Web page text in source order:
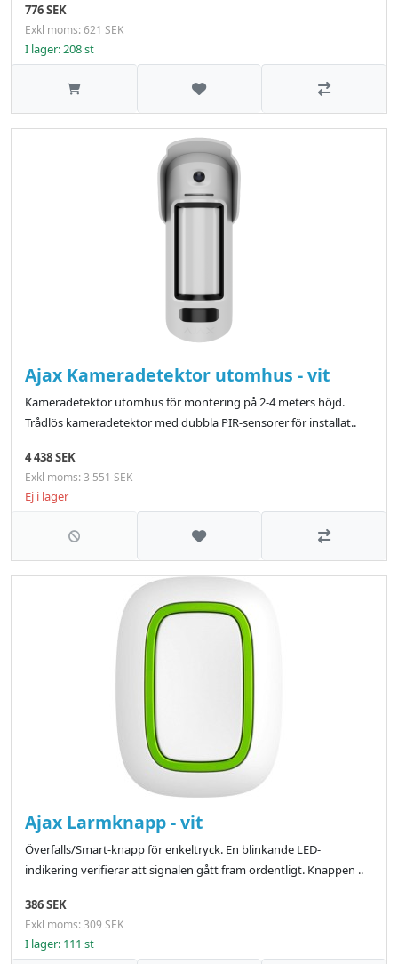
776 SEK
Exkl moms: 621 SEK
I lager: 208 st
Lägg till i önskelistanJämför
Ajax Kameradetektor utomhus - vit
Kameradetektor utomhus för montering på 2-4 meters höjd.
Trådlös kameradetektor med dubbla PIR-sensorer för installat..
4 438 SEK
Exkl moms: 3 551 SEK
Ej i lager
Lägg till i önskelistanJämför
Ajax Larmknapp - vit
Överfalls/Smart-knapp för enkeltryck. En blinkande LED-
indikering verifierar att signalen gått fram ordentligt. Knappen ..
386 SEK
Exkl moms: 309 SEK
I lager: 111 st